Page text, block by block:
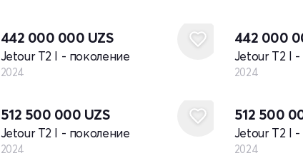
442 000 000 UZS
Jetour T2 I - поколение
2024
442 000
Jetour T2 I
2024
512 500 000 UZS
Jetour T2 I - поколение
2024
512 500
Jetour T2 I
2024